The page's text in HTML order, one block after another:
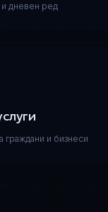
и дневен ред
граждани и бизнеси